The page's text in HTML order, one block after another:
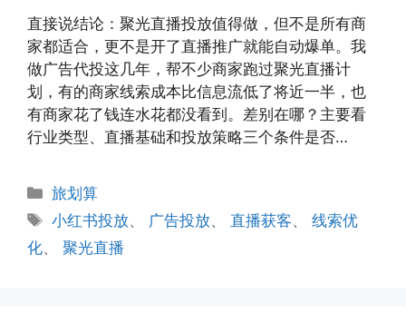
直接说结论：聚光直播投放值得做，但不是所有商
家都适合，更不是开了直播推广就能自动爆单。我
做广告代投这几年，帮不少商家跑过聚光直播计
划，有的商家线索成本比信息流低了将近一半，也
有商家花了钱连水花都没看到。差别在哪？主要看
行业类型、直播基础和投放策略三个条件是否…
分
类
旅划算
标
签
小红书投放、 广告投放、 直播获客、线索优
化、 聚光直播